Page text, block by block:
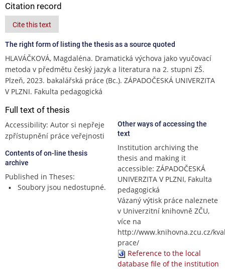
Citation record
Cite this text
The right form of listing the thesis as a source quoted
HLAVÁČKOVÁ, Magdaléna. Dramatická výchova jako vyučovací
metoda v předmětu český jazyk a literatura na 2. stupni ZŠ.
Plzeň, 2023. bakalářská práce (Bc.). ZÁPADOČESKÁ UNIVERZITA
V PLZNI. Fakulta pedagogická
Full text of thesis
Accessibility: Autor si nepřeje
zpřístupnění práce veřejnosti
Contents of on-line thesis
archive
Published in Theses:
Soubory jsou nedostupné.
Other ways of accessing the
text
Institution archiving the
thesis and making it
accessible: ZÁPADOČESKÁ
UNIVERZITA V PLZNI, Fakulta
pedagogická
Vázaný výtisk práce naleznete
v Univerzitní knihovně ZČU,
více na
http://www.knihovna.zcu.cz/
prace/
Reference to the local
database file of the institution